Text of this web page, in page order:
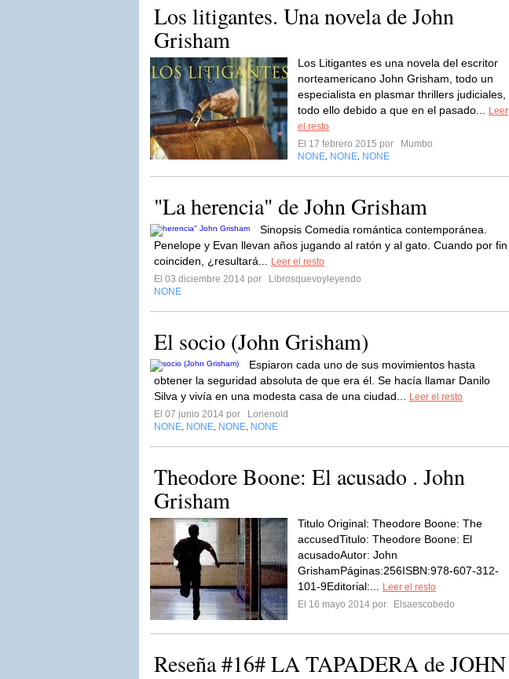
Los litigantes. Una novela de John
Grisham
Los Litigantes es una novela del escritor
norteamericano John Grisham, todo un
especialista en plasmar thrillers judiciales,
todo ello debido a que en el pasado...
Leer
el resto
El 17 febrero 2015 por
Mumbo
NONE NONE NONE
"La herencia" de John Grisham
Sinopsis Comedia romántica contemporánea.
Penelope y Evan llevan años jugando al ratón y al gato. Cuando por fin
coinciden, ¿resultará...
Leer el resto
El 03 diciembre 2014 por
Librosquevoyleyendo
NONE
El socio (John Grisham)
Espiaron cada uno de sus movimientos hasta
obtener la seguridad absoluta de que era él. Se hacía llamar Danilo
Silva y vivía en una modesta casa de una ciudad...
Leer el resto
El 07 junio 2014 por
Lorienold
NONE NONE NONE NONE
Theodore Boone: El acusado . John
Grisham
Titulo Original: Theodore Boone: The
accusedTitulo: Theodore Boone: El
acusadoAutor: John
GrishamPáginas:256ISBN:978-607-312-
101-9Editorial:...
Leer el resto
El 16 mayo 2014 por
Elsaescobedo
Reseña #16# LA TAPADERA de JOHN